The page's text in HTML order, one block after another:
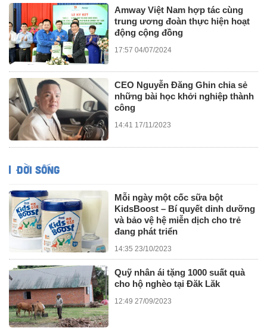
Amway Việt Nam hợp tác cùng
trung ương đoàn thực hiện hoạt
động cộng đồng
17:57 04/07/2024
CEO Nguyễn Đăng Ghin chia sẻ
những bài học khởi nghiệp thành
công
14:41 17/11/2023
ĐỜI SỐNG
Mỗi ngày một cốc sữa bột
KidsBoost – Bí quyết dinh dưỡng
và bảo vệ hệ miễn dịch cho trẻ
đang phát triển
14:35 23/10/2023
Quỹ nhân ái tặng 1000 suất quà
cho hộ nghèo tại Đăk Lăk
12:49 27/09/2023